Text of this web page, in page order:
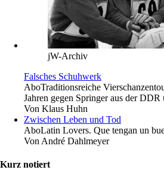
jW-Archiv
Falsches Schuhwerk
AboTraditionsreiche
Jahren gegen Springer aus der DDR
Von Klaus Huhn
Zwischen Leben und Tod
AboLatin Lovers. Que tengan un
Von André Dahlmeyer
Kurz notiert